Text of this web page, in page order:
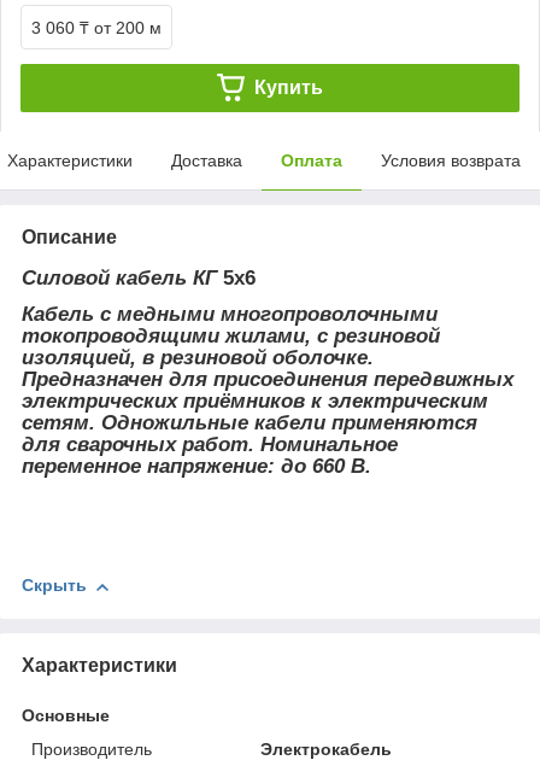
3 060 ₸ от 200 м
Купить
Характеристики Доставка Оплата Условия возврата
Описание
Силовой кабель КГ5х6
Кабель с медными многопроволочными
токопроводящими жилами, с резиновой
изоляцией, в резиновой оболочке.
Предназначен для присоединения передвижных
электрических приёмников к электрическим
сетям. Одножильные кабели применяются
для сварочных работ. Номинальное
переменное напряжение: до 660 В.
Скрыть
Характеристики
Основные
Производитель
Электрокабель